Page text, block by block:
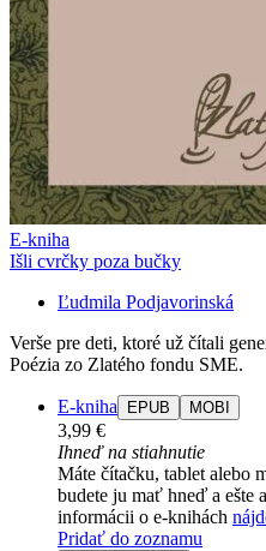
E-kniha
Išli cvrčky poza bučky
Ľudmila Podjavorinská
Verše pre deti, ktoré už čítali
Poézia zo Zlatého fondu SME.
E-kniha EPUB MOBI
3,99 €
Ihneď na stiahnutie
Máte čítačku, tablet alebo
budete ju mať hneď a ešte
informácii o e-knihách
Pridať do zoznamu